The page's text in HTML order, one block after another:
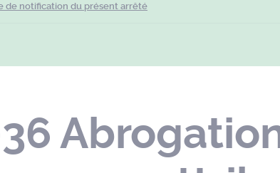
de notification du présent arrêté